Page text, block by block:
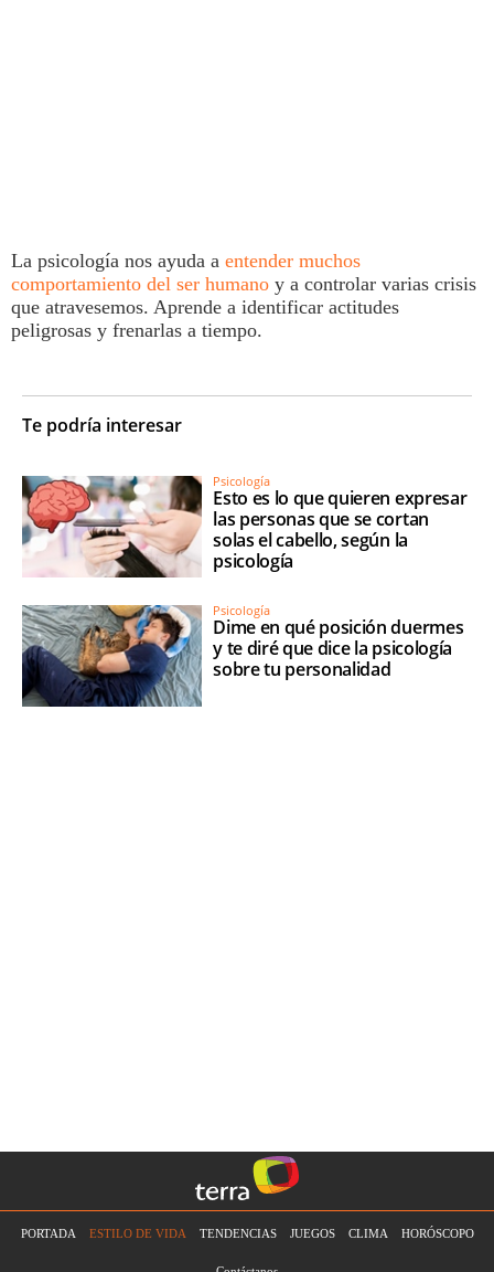
La psicología nos ayuda a entender muchos
comportamiento del ser humanoy a controlar varias crisis
que atravesemos. Aprende a identificar actitudes
peligrosas y frenarlas a tiempo.
Te podría interesar
Psicología
Esto es lo que quieren expresar
las personas que se cortan
solas el cabello, según la
psicología
Psicología
Dime en qué posición duermes
y te diré que dice la psicología
sobre tu personalidad
PORTADA ESTILO DE VIDA TENDENCIAS JUEGOS CLIMA HORÓSCOPO